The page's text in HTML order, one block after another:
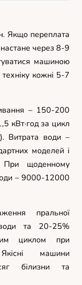
Якщо переплата
через 8-9
машиною
кожні 5-7
– 150-200
кВт·год за цикл
Витрата води –
моделей і
При щоденному
– 9000-12000
пральної
та 20-25%
циклом при
машини
білизни та